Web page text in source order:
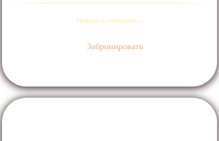
Показать описание...
Забронировать